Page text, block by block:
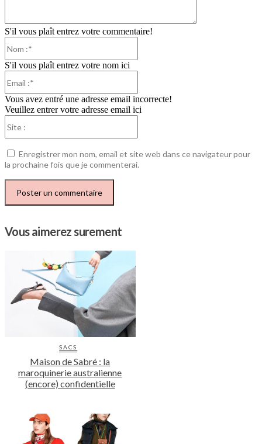
S'il vous plaît entrez votre commentaire!
S'il vous plaît entrez votre nom ici
Vous avez entré une adresse email incorrecte!
Veuillez entrer votre adresse email ici
Enregistrer mon nom, email et site web dans ce navigateur pour
la prochaine fois que je commenterai.
Vous aimerez surement
SACS
Maison de Sabré : la
maroquinerie australienne
(encore) confidentielle